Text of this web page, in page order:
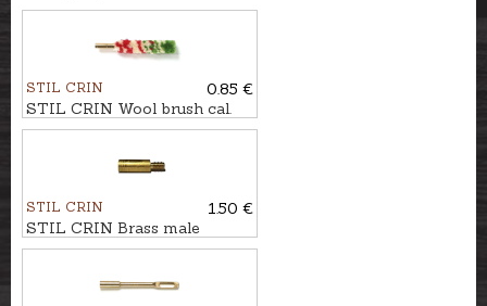
STIL CRIN
0.85 €
STIL CRIN Wool brush cal.
7mm
STIL CRIN
1.50 €
STIL CRIN Brass male
adapter, internal/external